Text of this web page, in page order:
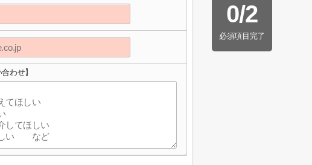
0/2
必須項目完了
わせ】